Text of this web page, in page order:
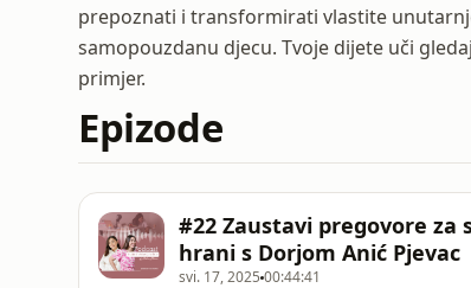
prepoznati i transformirati vlastite
samopouzdanu djecu. Tvoje dijete uči
primjer.
Epizode
#22 Zaustavi pregovore
hrani s Dorjom Anić Pjevac
svi. 17, 2025 00:44:41